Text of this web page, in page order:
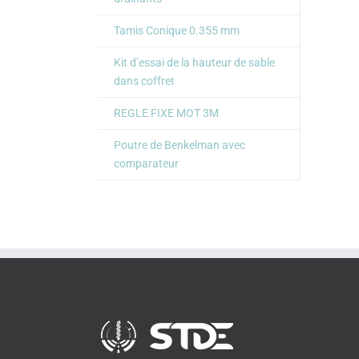
Tamis Conique 0.355 mm
Kit d’essai de la hauteur de sable
dans coffret
REGLE FIXE MOT 3M
Poutre de Benkelman avec
comparateur